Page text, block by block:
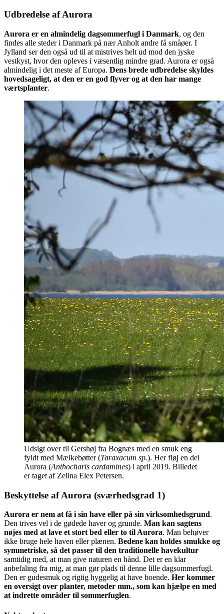
Udbredelse af Aurora
Aurora er en almindelig dagsommerfugl i Danmark, og den
findes alle steder i Danmark på nær Anholt andre få småøer. I
Jylland ser den også ud til at mistrives helt ud mod den jyske
vestkyst, hvor den opleves i væsentlig mindre grad. Aurora er også
almindelig i det meste af Europa. Dens brede udbredelse skyldes
hovedsageligt, at den er en god flyver og at den har mange
værtsplanter.
Udsigt over til Gershøj fra Bognæs med en smuk eng
fyldt med Mælkebøtter (Taraxacum sp.). Her fløj en del
Aurora (Anthocharis cardamines) i april 2019. Billedet
er taget af Zelina Elex Petersen.
Beskyttelse af Aurora (sværhedsgrad 1)
Aurora er nem at få i sin have eller på sin virksomhedsgrund.
Den trives vel i de gødede haver og grunde. Man kan sagtens
nøjes med at lave et stort bed eller to til Aurora. Man behøver
ikke bruge hele haven eller plænen. Bedene kan holdes smukke og
symmetriske, så det passer til den traditionelle havekultur
samtidig med, at man give naturen en hånd. Det er en klar
anbefaling fra mig, at man gør plads til denne lille dagsommerfugl.
Den er gudesmuk og rigtig hyggelig at have boende. Her kommer
en oversigt over planter, metoder mm., som kan hjælpe en med
at indrette områder til sommerfuglen.